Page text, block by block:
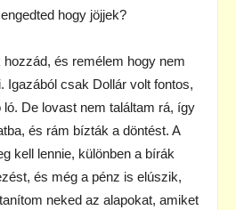
hogy jöjjek?
és remélem hogy nem
Igazából csak Dollár volt fontos,
ló. De lovast nem találtam rá, így
és rám bízták a döntést. A
kell lennie, különben a bírák
és még a pénz is elúszik,
neked az alapokat, amiket